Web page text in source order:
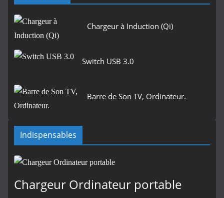
Chargeur à Induction (Qi)
Switch USB 3.0
Barre de Son TV, Ordinateur.
Indispensables
Chargeur Ordinateur portable